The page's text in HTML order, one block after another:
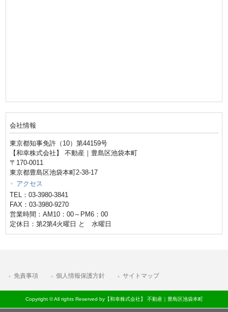
会社情報
東京都知事免許（10）第44159号
【和幸株式会社】 不動産｜豊島区池袋本町
〒170-0011
東京都豊島区池袋本町2-38-17
アクセス
TEL：03-3980-3841
FAX：03-3980-9270
営業時間：AM10：00～PM6：00
定休日：第2第4火曜日 と 水曜日
免責事項 個人情報保護方針 サイトマップ
Copyright © All rights Reserved by【和幸株式会社】 不動産｜豊島区池袋本町